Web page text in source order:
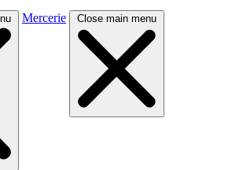
Mercerie Close main menu